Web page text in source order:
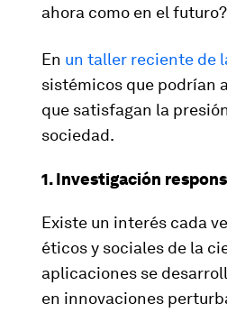
ahora como en el futuro?
En un taller reciente de
sistémicos que podrían
que satisfagan la
sociedad.
1. Investigación
Existe un interés cada
éticos y sociales de la
aplicaciones se
en innovaciones